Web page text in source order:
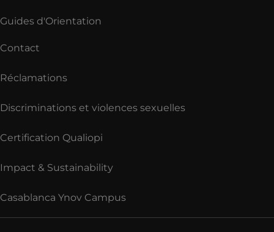
Guides d'Orientation
Contact
Réclamations
Discriminations et violences sexuelles
Certification Qualiopi
Impact & Sustainability
Casablanca Ynov Campus